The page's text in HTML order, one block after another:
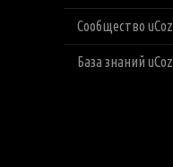
Сообщество uCoz
База знаний uCoz